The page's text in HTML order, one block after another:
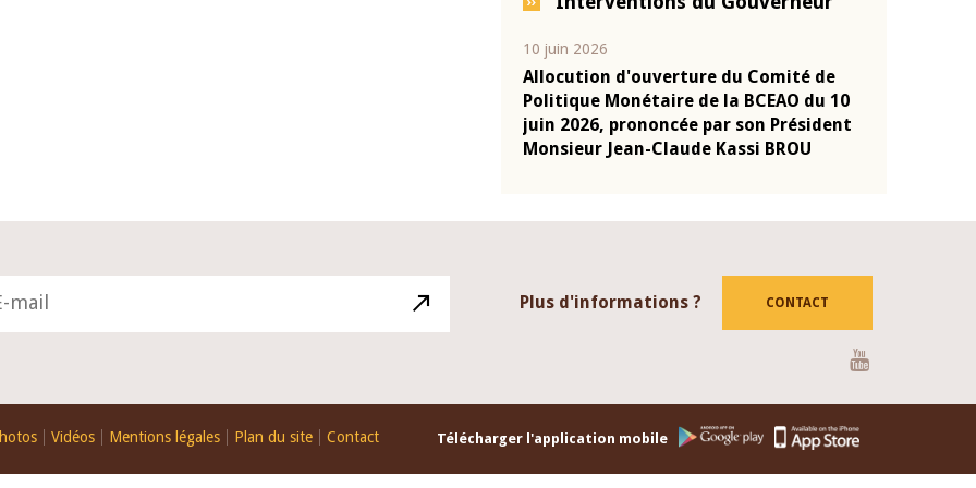
04 mars 2026
Allocution d'ouverture du Comité de
Politique Monétaire de la BCEAO du 4
mars 2026, prononcée par son Président
Monsieur Jean-Claude Kassi BROU
Plus d'informations ? CONTACT
Vidéos Mentions légales Plan du site Contact Télécharger l'application mobile